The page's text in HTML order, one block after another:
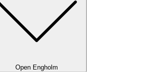
Open Engholm